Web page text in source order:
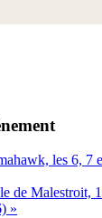
les 6, 7
de Malestroit,
»